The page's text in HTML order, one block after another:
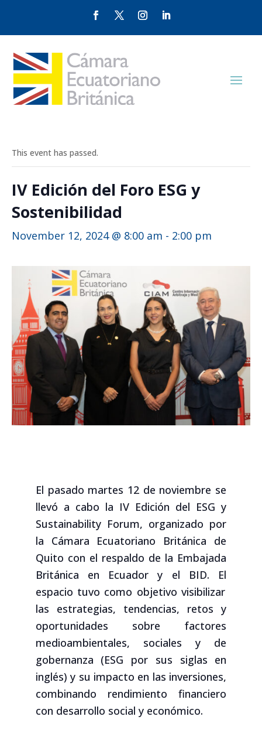
This event has passed.
IV Edición del Foro ESG y
Sostenibilidad
November 12, 2024 @ 8:00 am - 2:00 pm
El pasado martes 12 de noviembre se
llevó a cabo la IV Edición del ESG y
Sustainability Forum, organizado por
la Cámara Ecuatoriano Británica de
Quito con el respaldo de la Embajada
Británica en Ecuador y el BID. El
espacio tuvo como objetivo visibilizar
las estrategias, tendencias, retos y
oportunidades sobre factores
medioambientales, sociales y de
gobernanza (ESG por sus siglas en
inglés) y su impacto en las inversiones,
combinando rendimiento financiero
con desarrollo social y económico.